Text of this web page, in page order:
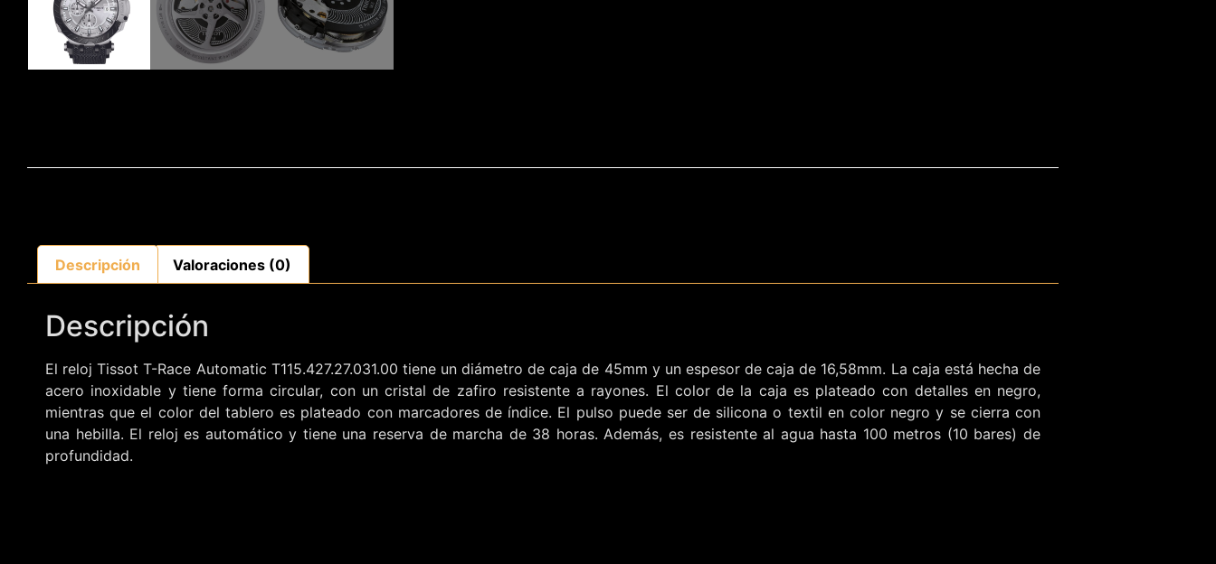
Descripción Valoraciones (0)
Descripción
El reloj Tissot T-Race Automatic T115.427.27.031.00 tiene un diámetro de caja de 45mm y un espesor de caja de 16,58mm. La caja está hecha de
acero inoxidable y tiene forma circular, con un cristal de zafiro resistente a rayones. El color de la caja es plateado con detalles en negro,
mientras que el color del tablero es plateado con marcadores de índice. El pulso puede ser de silicona o textil en color negro y se cierra con
una hebilla. El reloj es automático y tiene una reserva de marcha de 38 horas. Además, es resistente al agua hasta 100 metros (10 bares) de
profundidad.